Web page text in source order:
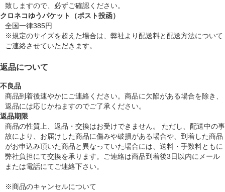
致しますので、必ずご確認ください。
クロネコゆうパケット（ポスト投函）
全国一律385円
※規定のサイズを超えた場合は、弊社より配送料と配送方法について
ご連絡させていただきます。
返品について
不良品
商品到着後速やかにご連絡ください。商品に欠陥がある場合を除き、
返品には応じかねますのでご了承ください。
返品期限
商品の性質上、返品・交換はお受けできません。 ただし、配送中の事
故により、お届けした商品に傷みや破損がある場合や、到着した商品
がお申込み頂いた商品と異なっていた場合には、送料・手数料ともに
弊社負担にて交換を承ります。ご連絡は商品到着後3日以内にメール
または電話にてご連絡下さい。
※商品のキャンセルについて